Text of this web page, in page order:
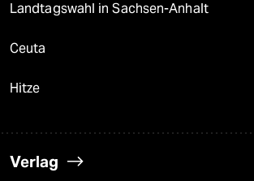
Landtagswahl in Sachsen-Anhalt
Ceuta
Hitze
Verlag